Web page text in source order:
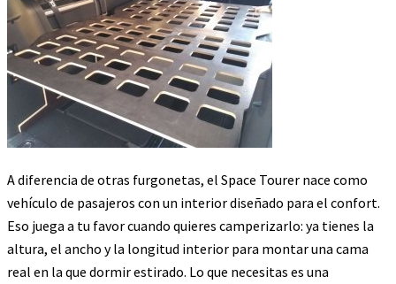
A diferencia de otras furgonetas, el Space Tourer nace como
vehículo de pasajeros con un interior diseñado para el confort.
Eso juega a tu favor cuando quieres camperizarlo: ya tienes la
altura, el ancho y la longitud interior para montar una cama
real en la que dormir estirado. Lo que necesitas es una